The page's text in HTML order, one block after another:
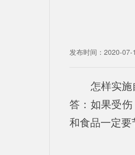
发布时间：2020-07-
怎样实施
答：如果受
和食品一定要